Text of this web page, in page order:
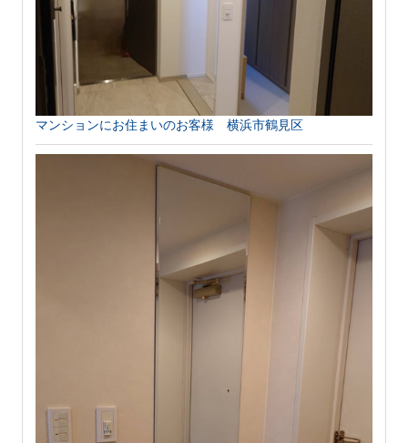
マンションにお住まいのお客様 横浜市鶴見区